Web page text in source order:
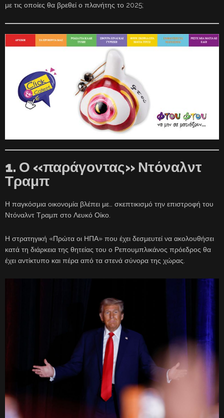
με τις οποίες θα βρεθεί ο πλανήτης το 2025;
1. Ο «παράγοντας» Ντόναλντ
Τραμπ
Η παγκόσμια οικονομία βλέπει με… σκεπτικισμό την επιστροφή του
Ντόναλντ Τραμπ στο Λευκό Οίκο.
Η στρατηγική «Πρώτα οι ΗΠΑ» που έχει δεσμευτεί να ακολουθήσει
κατά τη διάρκεια της θητείας του ο Ρεπουμπλικάνος πρόεδρος θα
έχει αντίκτυπο και πέρα από τα στενά σύνορα της χώρας.